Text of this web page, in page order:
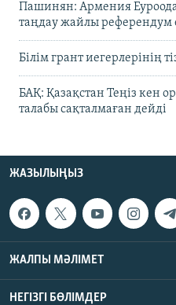
Пашинян: Армения
таңдау жайлы референдум
Білім грант иегерлерінің
БАҚ: Қазақстан Теңіз кен
талабы сақталмаған дейді
ЖАЗЫЛЫҢЫЗ
ЖАЛПЫ МӘЛІМЕТ
НЕГІЗГІ БӨЛІМДЕР